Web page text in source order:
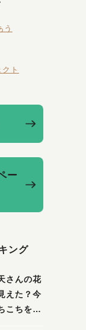
う
ト
ー
ング
さんの花
えた？今
こちを巡